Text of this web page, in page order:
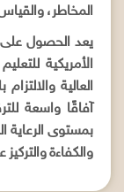
المخاطر،
يعد الحصول على
الأمريكية
العالية
آفاقًا واسعة
بمستوى الرعاية
والكفاءة